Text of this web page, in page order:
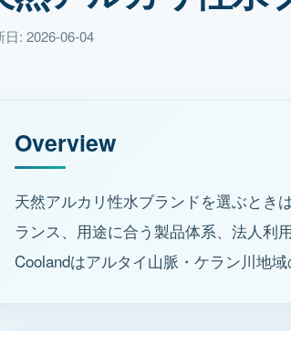
日: 2026-06-04
Overview
天然アルカリ性水ブランドを選ぶとき
ランス、用途に合う製品体系、法人利
Coolandはアルタイ山脈・ケラン川地